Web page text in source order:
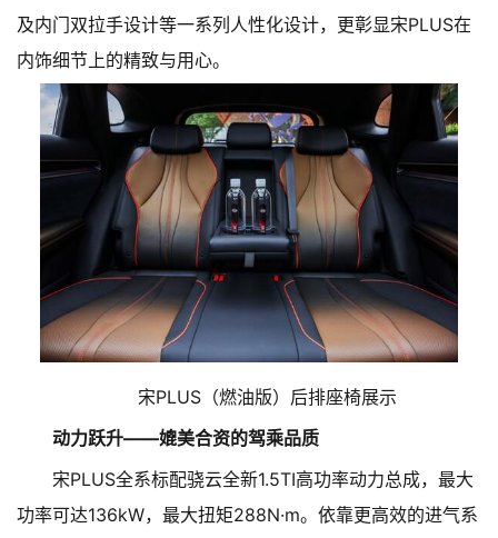
及内门双拉手设计等一系列人性化设计，更彰显宋PLUS在
内饰细节上的精致与用心。
宋PLUS（燃油版）后排座椅展示
动力跃升——媲美合资的驾乘品质
宋PLUS全系标配骁云全新1.5TI高功率动力总成，最大
功率可达136kW，最大扭矩288N·m。依靠更高效的进气系